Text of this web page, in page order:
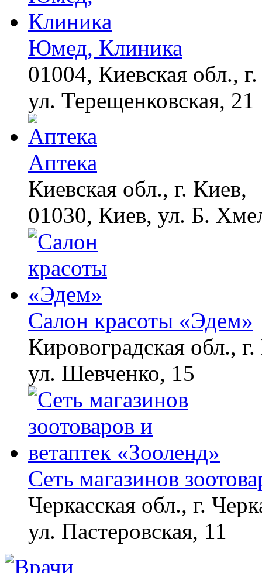
возьмите 3%-ю…
Юмед, Клиника
01004, Киевская обл.,
ул. Терещенковская, 21
Аптека
Киевская обл., г. Киев,
01030, Киев, ул. Б.
Салон красоты «Эдем»
Кировоградская обл.,
ул. Шевченко, 15
Сеть магазинов
Черкасская обл., г.
ул. Пастеровская, 11